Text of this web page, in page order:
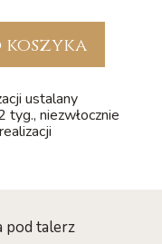
koszyka
ustalany
tyg., niezwłocznie
pod talerz